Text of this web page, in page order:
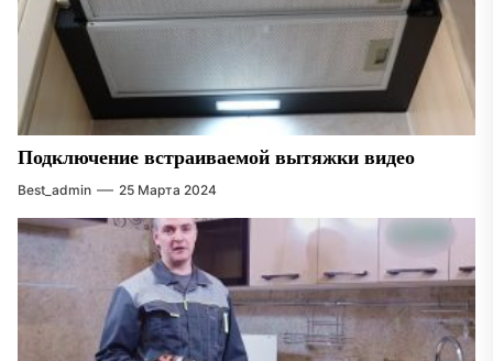
Подключение встраиваемой вытяжки видео
Best_admin 25 Марта 2024